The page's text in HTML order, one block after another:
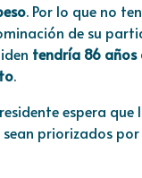
. Por lo que no
de su
tendría 86 años
.
espera que
priorizados por